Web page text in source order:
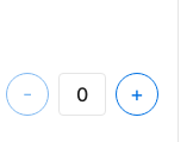
- +